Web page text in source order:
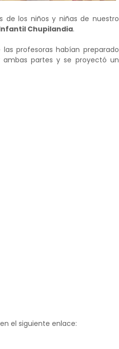
de los niños y niñas de nuestro
Chupilandia.
profesoras habían preparado
ambas partes y se proyectó un
el siguiente enlace: